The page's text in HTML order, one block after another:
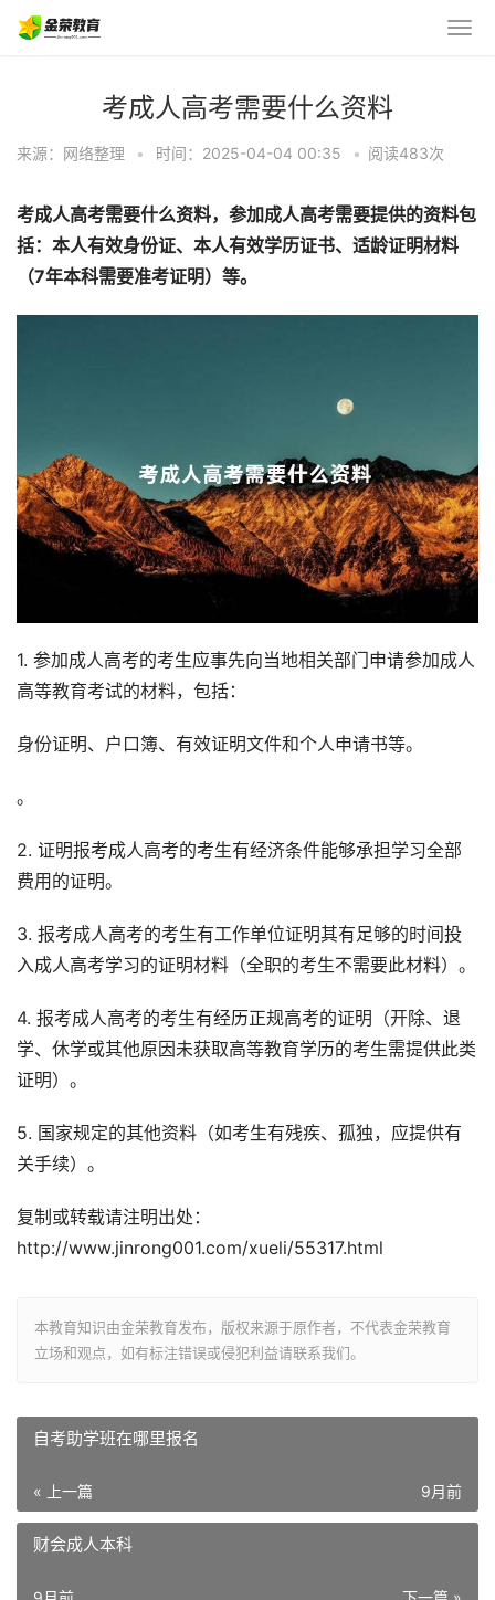
考成人高考需要什么资料
来源：网络整理 • 时间：2025-04-04 00:35 • 阅读483次
考成人高考需要什么资料，参加成人高考需要提供的资料包
括：本人有效身份证、本人有效学历证书、适龄证明材料
（7年本科需要准考证明）等。
1. 参加成人高考的考生应事先向当地相关部门申请参加成人
高等教育考试的材料，包括：
身份证明、户口簿、有效证明文件和个人申请书等。
。
2. 证明报考成人高考的考生有经济条件能够承担学习全部
费用的证明。
3. 报考成人高考的考生有工作单位证明其有足够的时间投
入成人高考学习的证明材料（全职的考生不需要此材料）。
4. 报考成人高考的考生有经历正规高考的证明（开除、退
学、休学或其他原因未获取高等教育学历的考生需提供此类
证明）。
5. 国家规定的其他资料（如考生有残疾、孤独，应提供有
关手续）。
复制或转载请注明出处：
http://www.jinrong001.com/xueli/55317.html
本教育知识由金荣教育发布，版权来源于原作者，不代表金荣教育
立场和观点，如有标注错误或侵犯利益请联系我们。
自考助学班在哪里报名
« 上一篇 9月前
财会成人本科